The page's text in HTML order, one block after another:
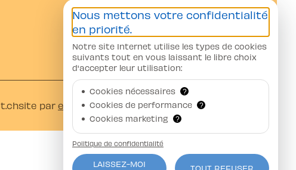
site par ercos.ch
Nous mettons votre confidentialité
en priorité.
Notre site Internet utilise les types de cookies
suivants tout en vous laissant le libre choix
d'accepter leur utilisation:
Cookies nécessaires ?
Cookies de performance ?
Cookies marketing ?
Politique de confidentialité
LAISSEZ-MOI
TOUT REFUSER